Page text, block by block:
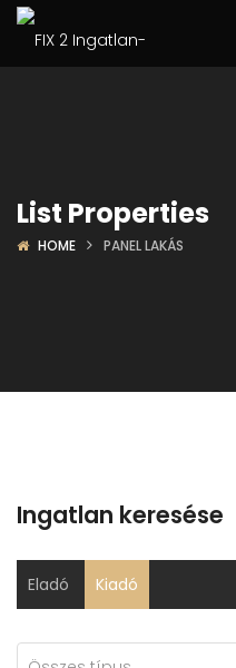
List Properties
HOME PANEL LAKÁS
Ingatlan keresése
Eladó Kiadó